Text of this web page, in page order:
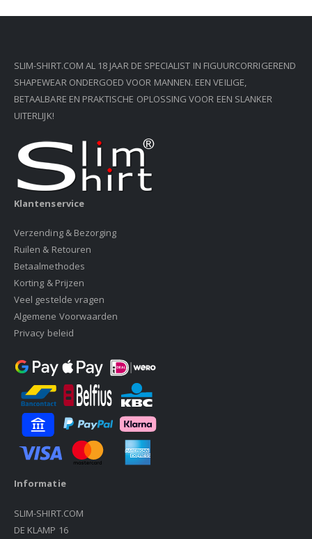
SLIM-SHIRT.COM AL 18 JAAR DE SPECIALIST IN FIGUURCORRIGEREND
SHAPEWEAR ONDERGOED VOOR MANNEN. EEN VEILIGE,
BETAALBARE EN PRAKTISCHE OPLOSSING VOOR EEN SLANKER
UITERLIJK!
Klantenservice
Verzending & Bezorging
Ruilen & Retouren
Betaalmethodes
Korting & Prijzen
Veel gestelde vragen
Algemene Voorwaarden
Privacy beleid
Informatie
SLIM-SHIRT.COM
DE KLAMP 16